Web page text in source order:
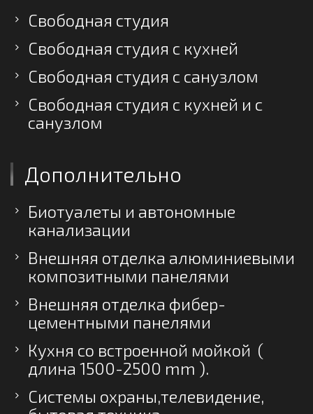
Свободная студия
Свободная студия с кухней
Свободная студия с санузлом
Свободная студия с кухней и с
санузлом
Дополнительно
Биотуалеты и автономные
канализации
Внешняя отделка алюминиевыми
композитными панелями
Внешняя отделка фибер-
цементными панелями
Кухня со встроенной мойкой (
длина 1500-2500 mm ).
Системы охраны,телевидение,